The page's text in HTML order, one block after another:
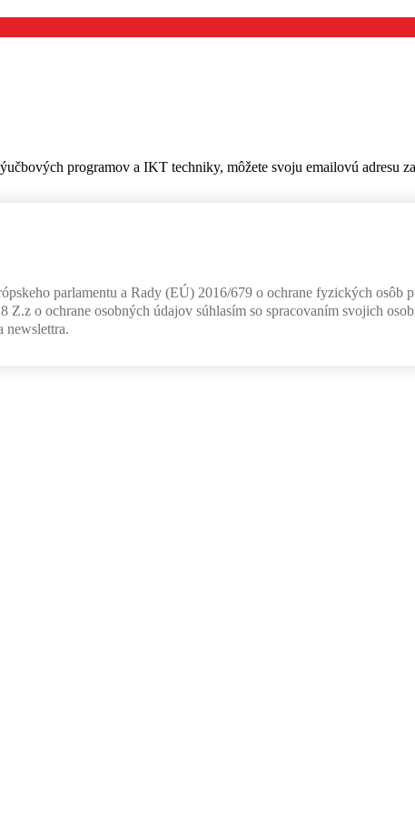
programov a IKT techniky, môžete svoju emailovú adresu
parlamentu a Rady (EÚ) 2016/679 o ochrane fyzických osôb
Z.z o ochrane osobných údajov súhlasím so spracovaním svojich
newslettra.